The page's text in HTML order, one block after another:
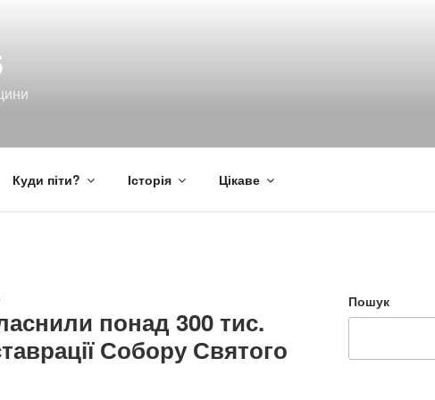
Куди піти? Історія Цікаве
понад 300 тис.
Собору Святого
Пошук